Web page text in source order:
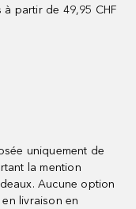
à partir de 49,95 CHF
uniquement de
la mention
Aucune option
livraison en